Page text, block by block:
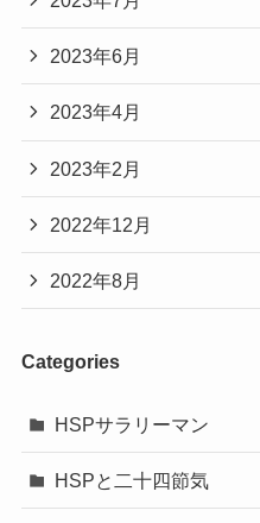
2023年6月
2023年4月
2023年2月
2022年12月
2022年8月
Categories
HSPサラリーマン
HSPと二十四節気